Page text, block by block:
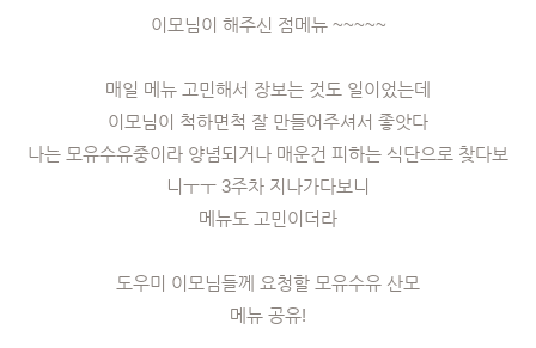
이모님이 해주신 점메뉴 ~~~~~
매일 메뉴 고민해서 장보는 것도 일이었는데
이모님이 척하면척 잘 만들어주셔서 좋앗다
나는 모유수유중이라 양념되거나 매운건 피하는 식단으로 찾다보
니ㅜㅜ 3주차 지나가다보니
메뉴도 고민이더라
도우미 이모님들께 요청할 모유수유 산모
메뉴 공유!